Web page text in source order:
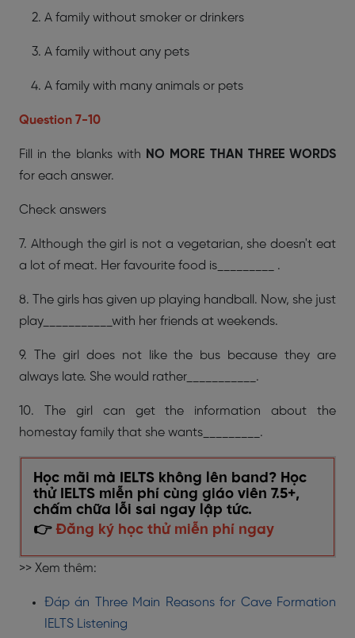
A family without smoker or drinkers
A family without any pets
A family with many animals or pets
Question 7-10
Fill in the blanks with NO MORE THAN THREE WORDS
for each answer.
Check answers
7. Although the girl is not a vegetarian, she doesn't eat
a lot of meat. Her favourite food is_________ .
8. The girls has given up playing handball. Now, she just
play___________with her friends at weekends.
9. The girl does not like the bus because they are
always late. She would rather___________.
10. The girl can get the information about the
homestay family that she wants_________.
Học mãi mà IELTS không lên band? Học
thử IELTS miễn phí cùng giáo viên 7.5+,
chấm chữa lỗi sai ngay lập tức.
👉 Đăng ký học thử miễn phí ngay
>> Xem thêm:
Đáp án Three Main Reasons for Cave Formation
IELTS Listening